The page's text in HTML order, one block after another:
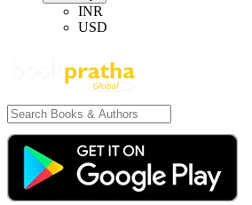
INR
USD